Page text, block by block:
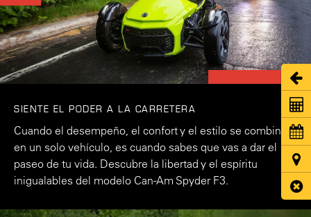
SIENTE EL PODER A LA CARRETERA
Cuando el desempeño, el confort y el estilo se combinan
en un solo vehículo, es cuando sabes que vas a dar el
paseo de tu vida. Descubre la libertad y el espíritu
inigualables del modelo Can-Am Spyder F3.